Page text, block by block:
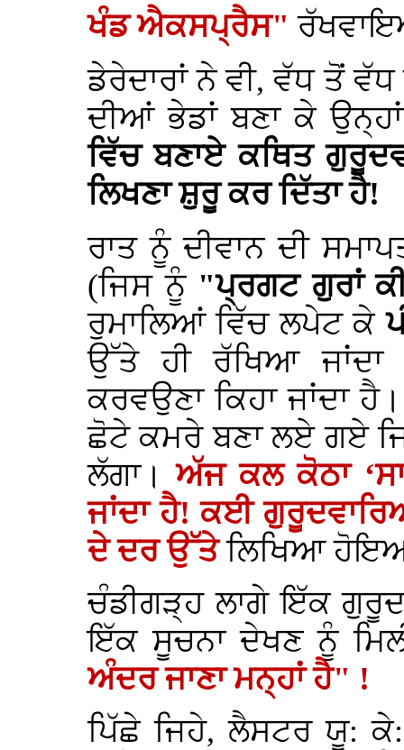
ਖੰਡ ਐਕਸਪ੍ਰੈਸ"
ਡੇਰੇਦਾਰਾਂ ਨੇ ਵੀ, ਵੱਧ ਤੋਂ
ਦੀਆਂ ਭੇਡਾਂ ਬਣਾ ਕੇ
ਵਿੱਚ ਬਣਾਏ ਕਥਿਤ
ਲਿਖਣਾ ਸ਼ੁਰੂ ਕਰ ਦਿੱਤਾ ਹੈ!
ਰਾਤ ਨੂੰ ਦੀਵਾਨ ਦੀ
(ਜਿਸ ਨੂੰ "ਪ੍ਰਗਟ ਗੁਰਾਂ
ਰੁਮਾਲਿਆਂ ਵਿੱਚ ਲਪੇਟ ਕੇ
ਉੱਤੇ ਹੀ ਰੱਖਿਆ
ਕਰਵਉਣਾ ਕਿਹਾ ਜਾਂਦਾ
ਛੋਟੇ ਕਮਰੇ ਬਣਾ ਲਏ ਗਏ
ਲੱਗਾ।ਅੱਜ ਕਲ ਕੋਠਾ
ਜਾਂਦਾ ਹੈ! ਕਈ
ਦੇ ਦਰ ਉੱਤੇ ਲਿਖਿਆ
ਚੰਡੀਗੜ੍ਹ ਲਾਗੇ ਇੱਕ
ਇੱਕ ਸੂਚਨਾ ਦੇਖਣ ਨੂੰ
ਅੰਦਰ ਜਾਣਾ ਮਨ੍ਹਾਂ ਹੈ" !
ਪਿੱਛੇ ਜਿਹੇ, ਲੈਸਟਰ ਯੂ: